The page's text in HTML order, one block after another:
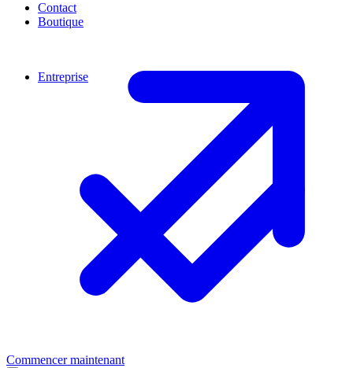
Contact
Boutique
Commencer maintenant
Entreprise